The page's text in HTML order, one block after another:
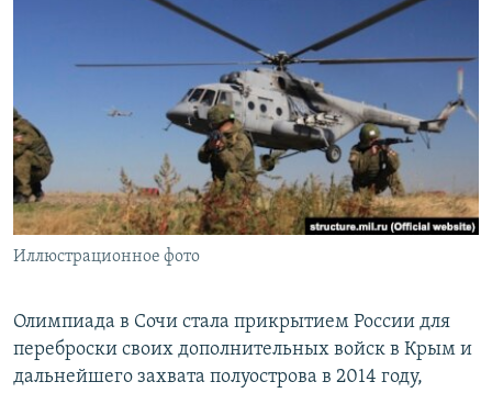
СОВЕТЫ ПРАВОЗАЩИТНИКОВ
ПРОПАВШИЕ БЕЗ ВЕСТИ
ПОБЕДИТЕЛЕЙ НЕ СУДЯТ?
КРЫМ.НЕПОКОРЕННЫЙ
ELIFBE
УКРАИНСКАЯ ПРОБЛЕМА КРЫМА
ПРИСОЕДИНЯЙТЕСЬ!
Все сайты RFE/RL
Иллюстрационное фото
Олимпиада в Сочи стала прикрытием России для
переброски своих дополнительных войск в Крым и
дальнейшего захвата полуострова в 2014 году,